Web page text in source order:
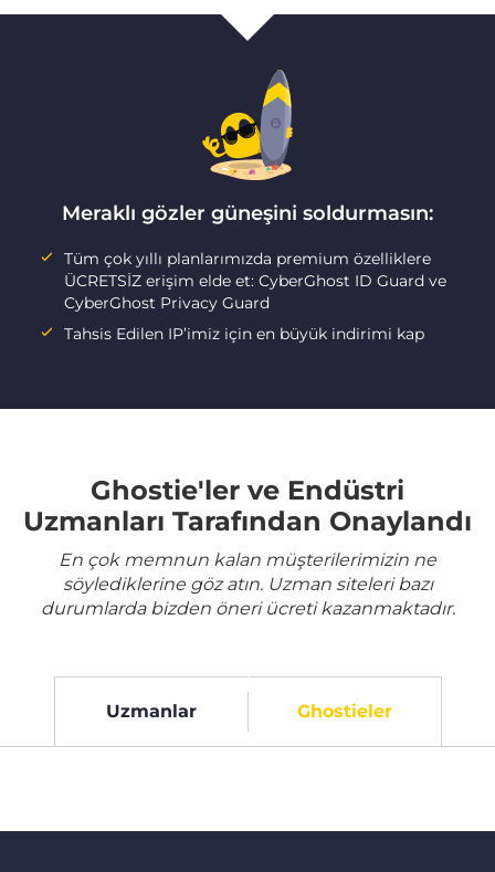
Meraklı gözler güneşini soldurmasın:
Tüm çok yıllı planlarımızda premium özelliklere
ÜCRETSİZ erişim elde et: CyberGhost ID Guard ve
CyberGhost Privacy Guard
Tahsis Edilen IP’imiz için en büyük indirimi kap
Ghostie'ler ve Endüstri
Uzmanları Tarafından Onaylandı
En çok memnun kalan müşterilerimizin ne
söylediklerine göz atın. Uzman siteleri bazı
durumlarda bizden öneri ücreti kazanmaktadır.
Uzmanlar Ghostieler